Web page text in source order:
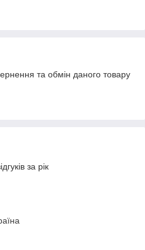
та обмін даного товару
за рік